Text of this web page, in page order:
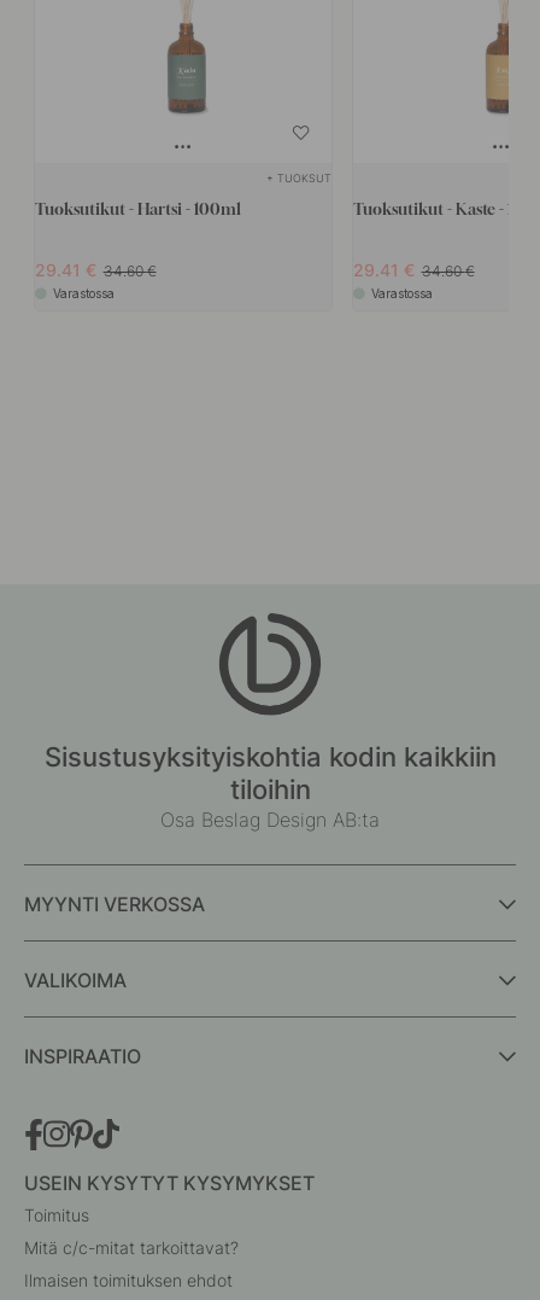
+ TUOKSUT
Tuoksutikut - Hartsi - 100ml
29.41 34.60
Varastossa
Tuoksutikut - Kaste -
29.41 34.60
Varastossa
Sisustusyksityiskohtia kodin kaikkiin
tiloihin
Osa Beslag Design AB:ta
MYYNTI VERKOSSA
VALIKOIMA
INSPIRAATIO
USEIN KYSYTYT KYSYMYKSET
Toimitus
Mitä c/c-mitat tarkoittavat?
Ilmaisen toimituksen ehdot